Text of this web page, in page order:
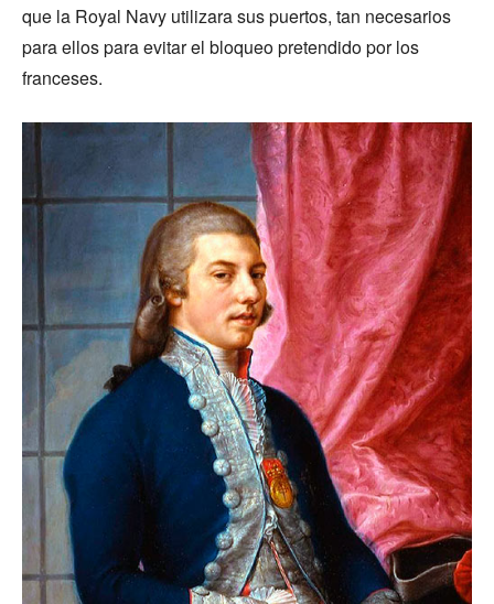
que la Royal Navy utilizara sus puertos, tan necesarios
para ellos para evitar el bloqueo pretendido por los
franceses.